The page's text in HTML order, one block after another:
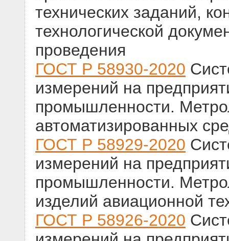
технических заданий,
технологической
проведения
ГОСТ Р 58930-2020
измерений на
промышленности.
автоматизированных
ГОСТ Р 58929-2020
измерений на
промышленности.
изделий авиационной
ГОСТ Р 58926-2020